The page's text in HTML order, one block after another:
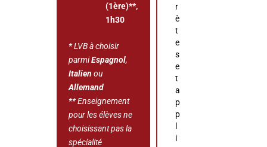
(1ère)**,
1h30
* LVB à choisir
parmiEspagnol,
Italien ou
Allemand
** Enseignement
pour les élèves ne
choisissant pas la
spécialité
r
è
t
e
s
e
t
a
p
p
i